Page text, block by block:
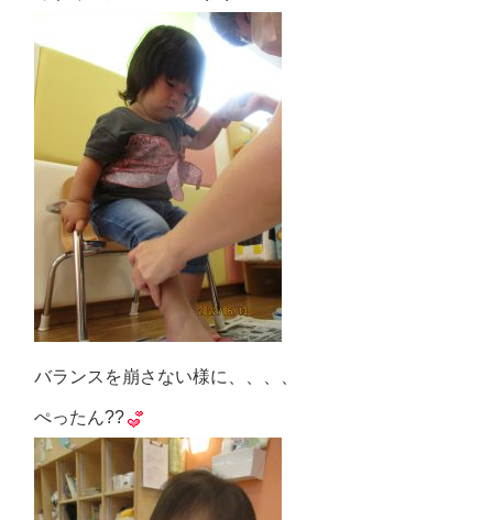
バランスを崩さない様に、、、、
ぺったん??